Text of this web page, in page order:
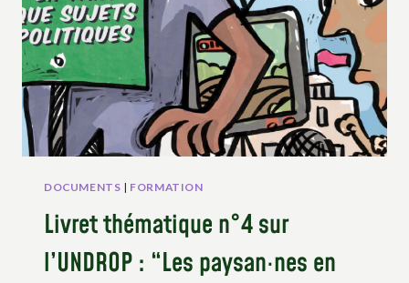
DOCUMENTS | FORMATION
Livret thématique n°4 sur
l’UNDROP : “Les paysan·nes en